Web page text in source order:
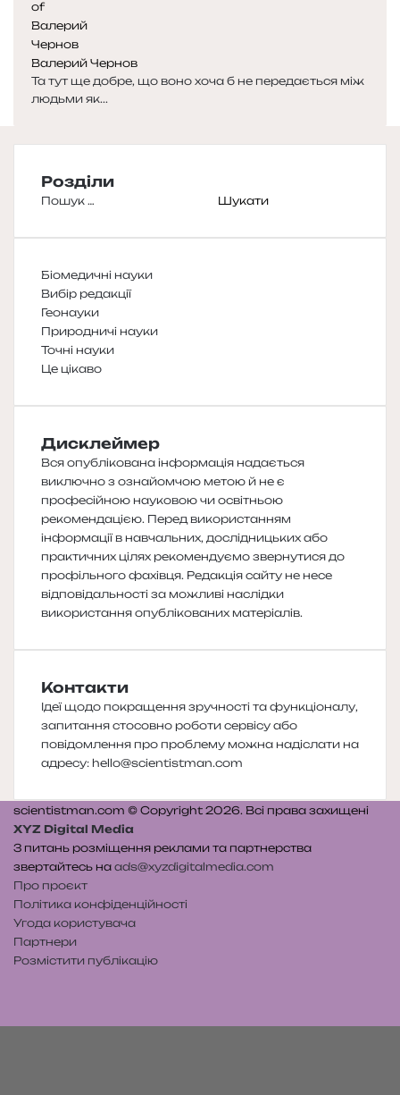
Валерий Чернов
Та тут ще добре, що воно хоча б не передається між
людьми як...
Розділи
Пошук:
Біомедичні науки
Вибір редакції
Геонауки
Природничі науки
Точні науки
Це цікаво
Дисклеймер
Вся опублікована інформація надається
виключно з ознайомчою метою й не є
професійною науковою чи освітньою
рекомендацією. Перед використанням
інформації в навчальних, дослідницьких або
практичних цілях рекомендуємо звернутися до
профільного фахівця. Редакція сайту не несе
відповідальності за можливі наслідки
використання опублікованих матеріалів.
Контакти
Ідеї щодо покращення зручності та функціоналу,
запитання стосовно роботи сервісу або
повідомлення про проблему можна надіслати на
адресу: hello@scientistman.com
scientistman.com © Copyright 2026. Всі права захищені
XYZ Digital Media
З питань розміщення реклами та партнерства
звертайтесь на ads@xyzdigitalmedia.com
Про проєкт
Політика конфіденційності
Угода користувача
Партнери
Розмістити публікацію